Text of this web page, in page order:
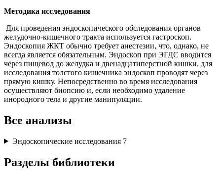
Методика исследования
Для проведения эндоскопического обследования органов
желудочно-кишечного тракта используется гастроскоп.
Эндоскопия ЖКТ обычно требует анестезии, что, однако, не
всегда является обязательным. Эндоскоп при ЭГДС вводится
через пищевод до желудка и двенадцатиперстной кишки, для
исследования толстого кишечника эндоскоп проводят через
прямую кишку. Непосредственно во время исследования
осуществляют биопсию и, если необходимо удаление
инородного тела и другие манипуляции.
Все анализы
Эндоскопические исследования 7
Разделы библиотеки